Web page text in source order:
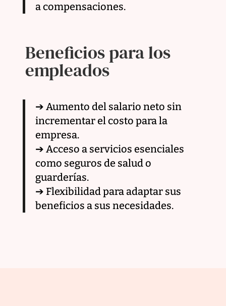
a compensaciones.
Beneficios para los
empleados
➔ Aumento del salario neto sin
incrementar el costo para la
empresa.
➔ Acceso a servicios esenciales
como seguros de salud o
guarderías.
➔ Flexibilidad para adaptar sus
beneficios a sus necesidades.